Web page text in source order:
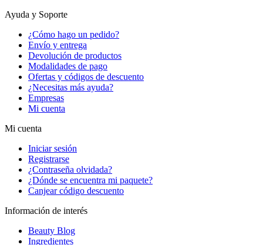
Ayuda y Soporte
¿Cómo hago un pedido?
Envío y entrega
Devolución de productos
Modalidades de pago
Ofertas y códigos de descuento
¿Necesitas más ayuda?
Empresas
Mi cuenta
Mi cuenta
Iniciar sesión
Registrarse
¿Contraseña olvidada?
¿Dónde se encuentra mi paquete?
Canjear código descuento
Información de interés
Beauty Blog
Ingredientes